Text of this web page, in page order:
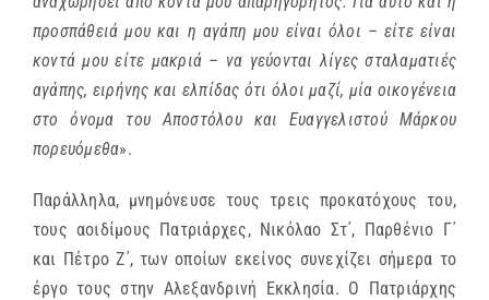
προσπάθειά μου και η αγάπη μου είναι όλοι – είτε είναι
κοντά μου είτε μακριά – να γεύονται λίγες σταλαματιές
αγάπης, ειρήνης και ελπίδας ότι όλοι μαζί, μία οικογένεια
στο όνομα του Αποστόλου και Ευαγγελιστού Μάρκου
πορευόμεθα».
Παράλληλα, μνημόνευσε τους τρεις προκατόχους του,
τους αοιδίμους Πατριάρχες, Νικόλαο Στ΄, Παρθένιο Γ΄
και Πέτρο Ζ΄, των οποίων εκείνος συνεχίζει σήμερα το
έργο τους στην Αλεξανδρινή Εκκλησία. Ο Πατριάρχης